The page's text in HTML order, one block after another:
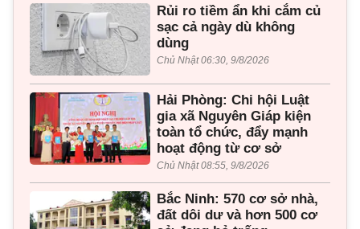
Rủi ro tiềm ẩn khi cắm củ
sạc cả ngày dù không
dùng
Chủ Nhật 06:30, 9/8/2026
Hải Phòng: Chi hội Luật
gia xã Nguyên Giáp kiện
toàn tổ chức, đẩy mạnh
hoạt động từ cơ sở
Chủ Nhật 08:55, 9/8/2026
Bắc Ninh: 570 cơ sở nhà,
đất dôi dư và hơn 500 cơ